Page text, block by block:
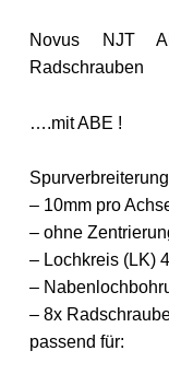
Novus NJT
Radschrauben
….mit ABE !
– 10mm pro
– ohne
– Lochkreis (LK)
–
– 8x
passend für: